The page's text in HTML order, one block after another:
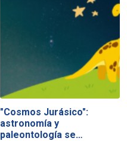
"Cosmos Jurásico":
astronomía y
paleontología se…